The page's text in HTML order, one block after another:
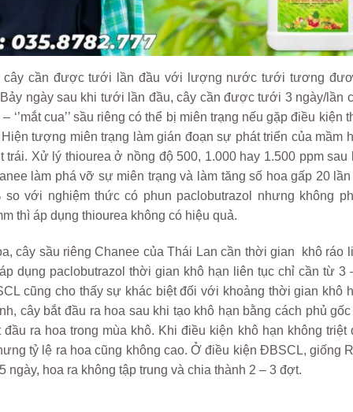
cây cần được tưới lần đầu với lượng nước tưới tương
ngày sau khi tưới lần đầu, cây cần được tưới 3 ngày/lần
cua’’ sầu riêng có thể bị miên trạng nếu gặp điều kiện
tượng miên trạng làm gián đoạn sự phát triển của mầm
Xử lý thiourea ở nồng độ 500, 1.000 hay 1.500 ppm sau
làm phá vỡ sự miên trạng và làm tăng số hoa gấp 20 lần
với nghiệm thức có phun paclobutrazol nhưng không
thì áp dụng thiourea không có hiệu quả.
cây sầu riêng Chanee của Thái Lan cần thời gian khô ráo
dụng paclobutrazol thời gian khô hạn liên tục chỉ cần từ 3
cũng cho thấy sự khác biệt đối với khoảng thời gian khô
cây bắt đầu ra hoa sau khi tạo khô hạn bằng cách phủ gốc
ra hoa trong mùa khô. Khi điều kiện khô hạn không triệt
tỷ lệ ra hoa cũng không cao. Ở điều kiện ĐBSCL, giống
hoa ra không tập trung và chia thành 2 – 3 đợt.